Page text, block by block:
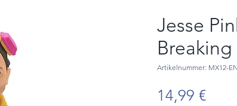
Jesse
Artikelnummer: MX12-
14,99 €